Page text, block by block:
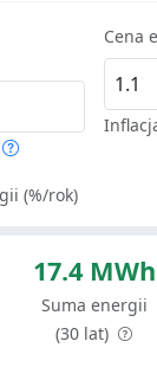
Cena
(%/rok)
17.4 MWh
Suma energii
(30 lat)